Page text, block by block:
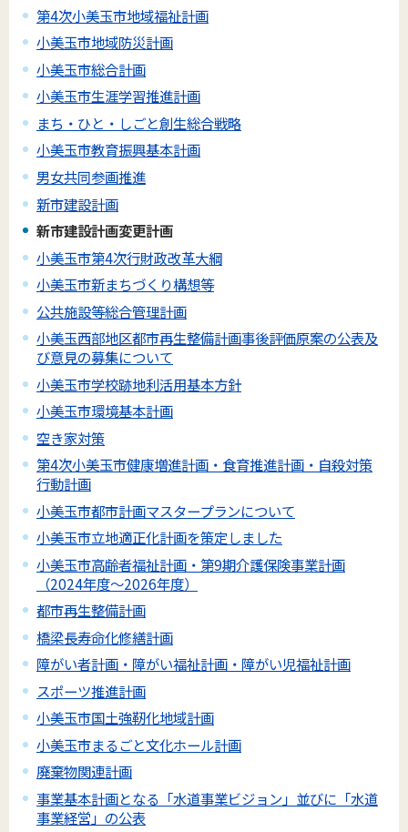
第4次小美玉市地域福祉計画
小美玉市地域防災計画
小美玉市総合計画
小美玉市生涯学習推進計画
まち・ひと・しごと創生総合戦略
小美玉市教育振興基本計画
男女共同参画推進
新市建設計画
新市建設計画変更計画
小美玉市第4次行財政改革大綱
小美玉市新まちづくり構想等
公共施設等総合管理計画
小美玉西部地区都市再生整備計画事後評価原案の公表及
び意見の募集について
小美玉市学校跡地利活用基本方針
小美玉市環境基本計画
空き家対策
第4次小美玉市健康増進計画・食育推進計画・自殺対策
行動計画
小美玉市都市計画マスタープランについて
小美玉市立地適正化計画を策定しました
小美玉市高齢者福祉計画・第9期介護保険事業計画
（2024年度～2026年度）
都市再生整備計画
橋梁長寿命化修繕計画
障がい者計画・障がい福祉計画・障がい児福祉計画
スポーツ推進計画
小美玉市国土強靭化地域計画
小美玉市まるごと文化ホール計画
廃棄物関連計画
事業基本計画となる「水道事業ビジョン」並びに「水道
事業経営」の公表